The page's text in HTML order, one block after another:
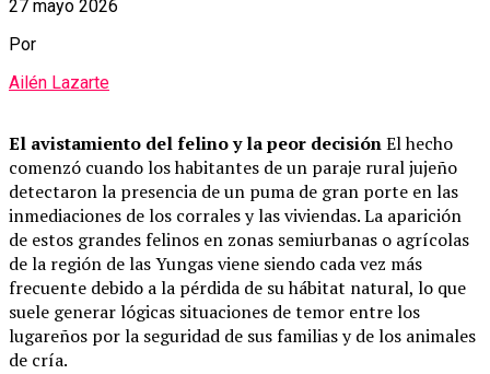
27 mayo 2026
Por
Ailén Lazarte
El avistamiento del felino y la peor decisiónEl hecho
comenzó cuando los habitantes de un paraje rural jujeño
detectaron la presencia de un puma de gran porte en las
inmediaciones de los corrales y las viviendas. La aparición
de estos grandes felinos en zonas semiurbanas o agrícolas
de la región de las Yungas viene siendo cada vez más
frecuente debido a la pérdida de su hábitat natural, lo que
suele generar lógicas situaciones de temor entre los
lugareños por la seguridad de sus familias y de los animales
de cría.